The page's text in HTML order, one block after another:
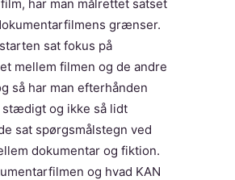
har man målrettet satset
grænser.
sat fokus på
mellem filmen og de andre
så har man efterhånden
stædigt og ikke så lidt
sat spørgsmålstegn ved
dokumentar og fiktion.
og hvad KAN